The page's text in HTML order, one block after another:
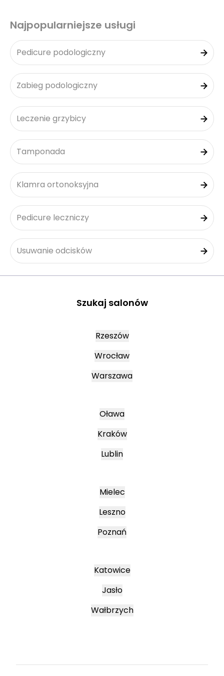
Najpopularniejsze usługi
Pedicure podologiczny
Zabieg podologiczny
Leczenie grzybicy
Tamponada
Klamra ortonoksyjna
Pedicure leczniczy
Usuwanie odcisków
Szukaj salonów
Rzeszów
Wrocław
Warszawa
Oława
Kraków
Lublin
Mielec
Leszno
Poznań
Katowice
Jasło
Wałbrzych